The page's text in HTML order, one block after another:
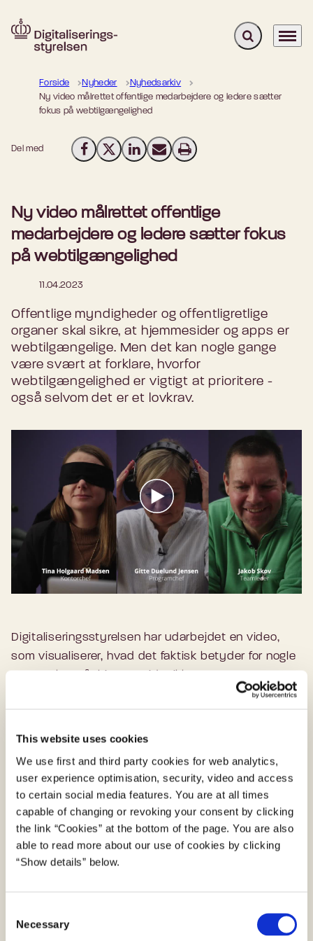
This website uses cookies
We use first and third party cookies for web analytics,
user experience optimisation, security, video and access
to certain social media features. You are at all times
capable of changing or revoking your consent by clicking
the link “Cookies” at the bottom of the page. You are also
able to read more about our use of cookies by clicking
“Show details” below.
Necessary
Gå til forsiden Fold søgefelt
Menu
Forside Nyheder
Nyhedsarkiv
Ny video målrettet offentlige medarbejdere og ledere sætter
fokus på webtilgængelighed
Del med Del på Facebook
Del på X (Twitter)
Del på LinkedIn
Send email
Print
Ny video målrettet offentlige
medarbejdere og ledere sætter fokus
på webtilgængelighed
11.04.2023
Offentlige myndigheder og offentligretlige
organer skal sikre, at hjemmesider og apps er
webtilgængelige. Men det kan nogle gange
være svært at forklare, hvorfor
webtilgængelighed er vigtigt at prioritere -
også selvom det er et lovkrav.
Digitaliseringsstyrelsen har udarbejdet en video,
som visualiserer, hvad det faktisk betyder for nogle
tilgængelige. Sammen med tilgængelighedsekspert
offentlige en række eksperimenter på et simuleret
mennesker med forskellige funktionsnedsættelser
møder, når de besøger offentlige myndigheders
hjemmesider.
Hvis du som offentlig myndighed kunne tænke dig
at bruge videoen til at sætte mere fokus på